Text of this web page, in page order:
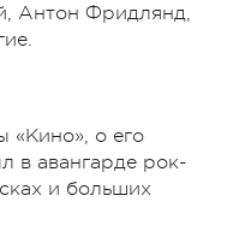
Антон Фридлянд,
«Кино», о его
в авангарде рок-
и больших